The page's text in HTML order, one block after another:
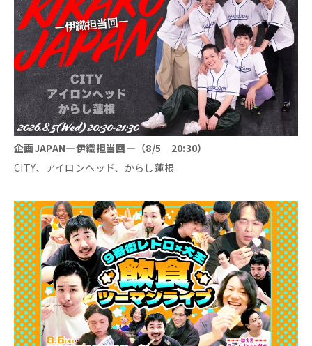
企画JAPAN―伊織担当回―（8/5 20:30）
CITY、アイロンヘッド、からし蓮根